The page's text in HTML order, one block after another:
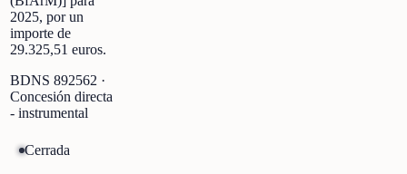
2025, por un
importe de
29.325,51 euros.
BDNS 892562 ·
Concesión directa
- instrumental
Cerrada